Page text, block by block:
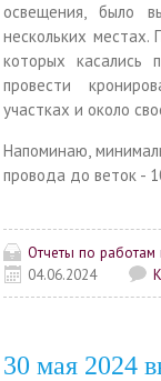
освещения, было
нескольких местах.
которых касались
провести
участках и около
Напоминаю,
провода до веток -
Отчеты по
04.06.2024
30 мая 2024